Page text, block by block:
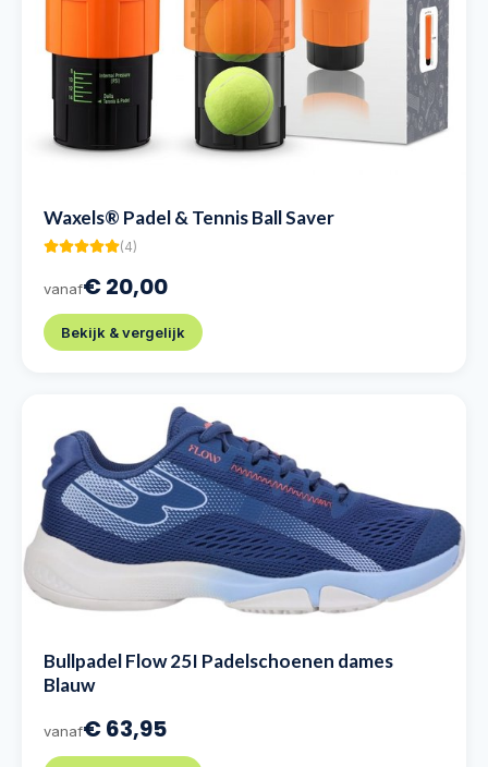
Waxels® Padel & Tennis Ball Saver
(4)
vanaf€ 20,00
Bekijk & vergelijk
Bullpadel Flow 25I Padelschoenen dames
Blauw
vanaf€ 63,95